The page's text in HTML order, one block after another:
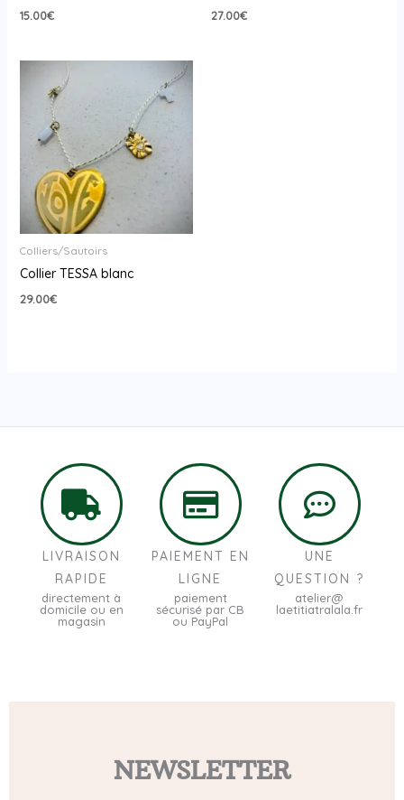
15.00€ 27.00€
Colliers/Sautoirs
Collier TESSA blanc
29.00€
LIVRAISON
RAPIDE
directement à
domicile ou en
magasin
PAIEMENT EN
LIGNE
paiement
sécurisé par CB
ou PayPal
UNE
QUESTION ?
atelier@
laetitiatralala.fr
NEWSLETTER